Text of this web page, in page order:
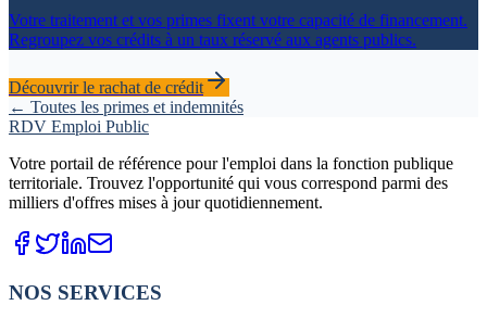
Votre traitement et vos primes fixent votre capacité de financement.
Regroupez vos crédits à un taux réservé aux agents publics.
Découvrir le rachat de crédit
← Toutes les primes et indemnités
RDV Emploi Public
Votre portail de référence pour l'emploi dans la fonction publique
territoriale. Trouvez l'opportunité qui vous correspond parmi des
milliers d'offres mises à jour quotidiennement.
NOS SERVICES